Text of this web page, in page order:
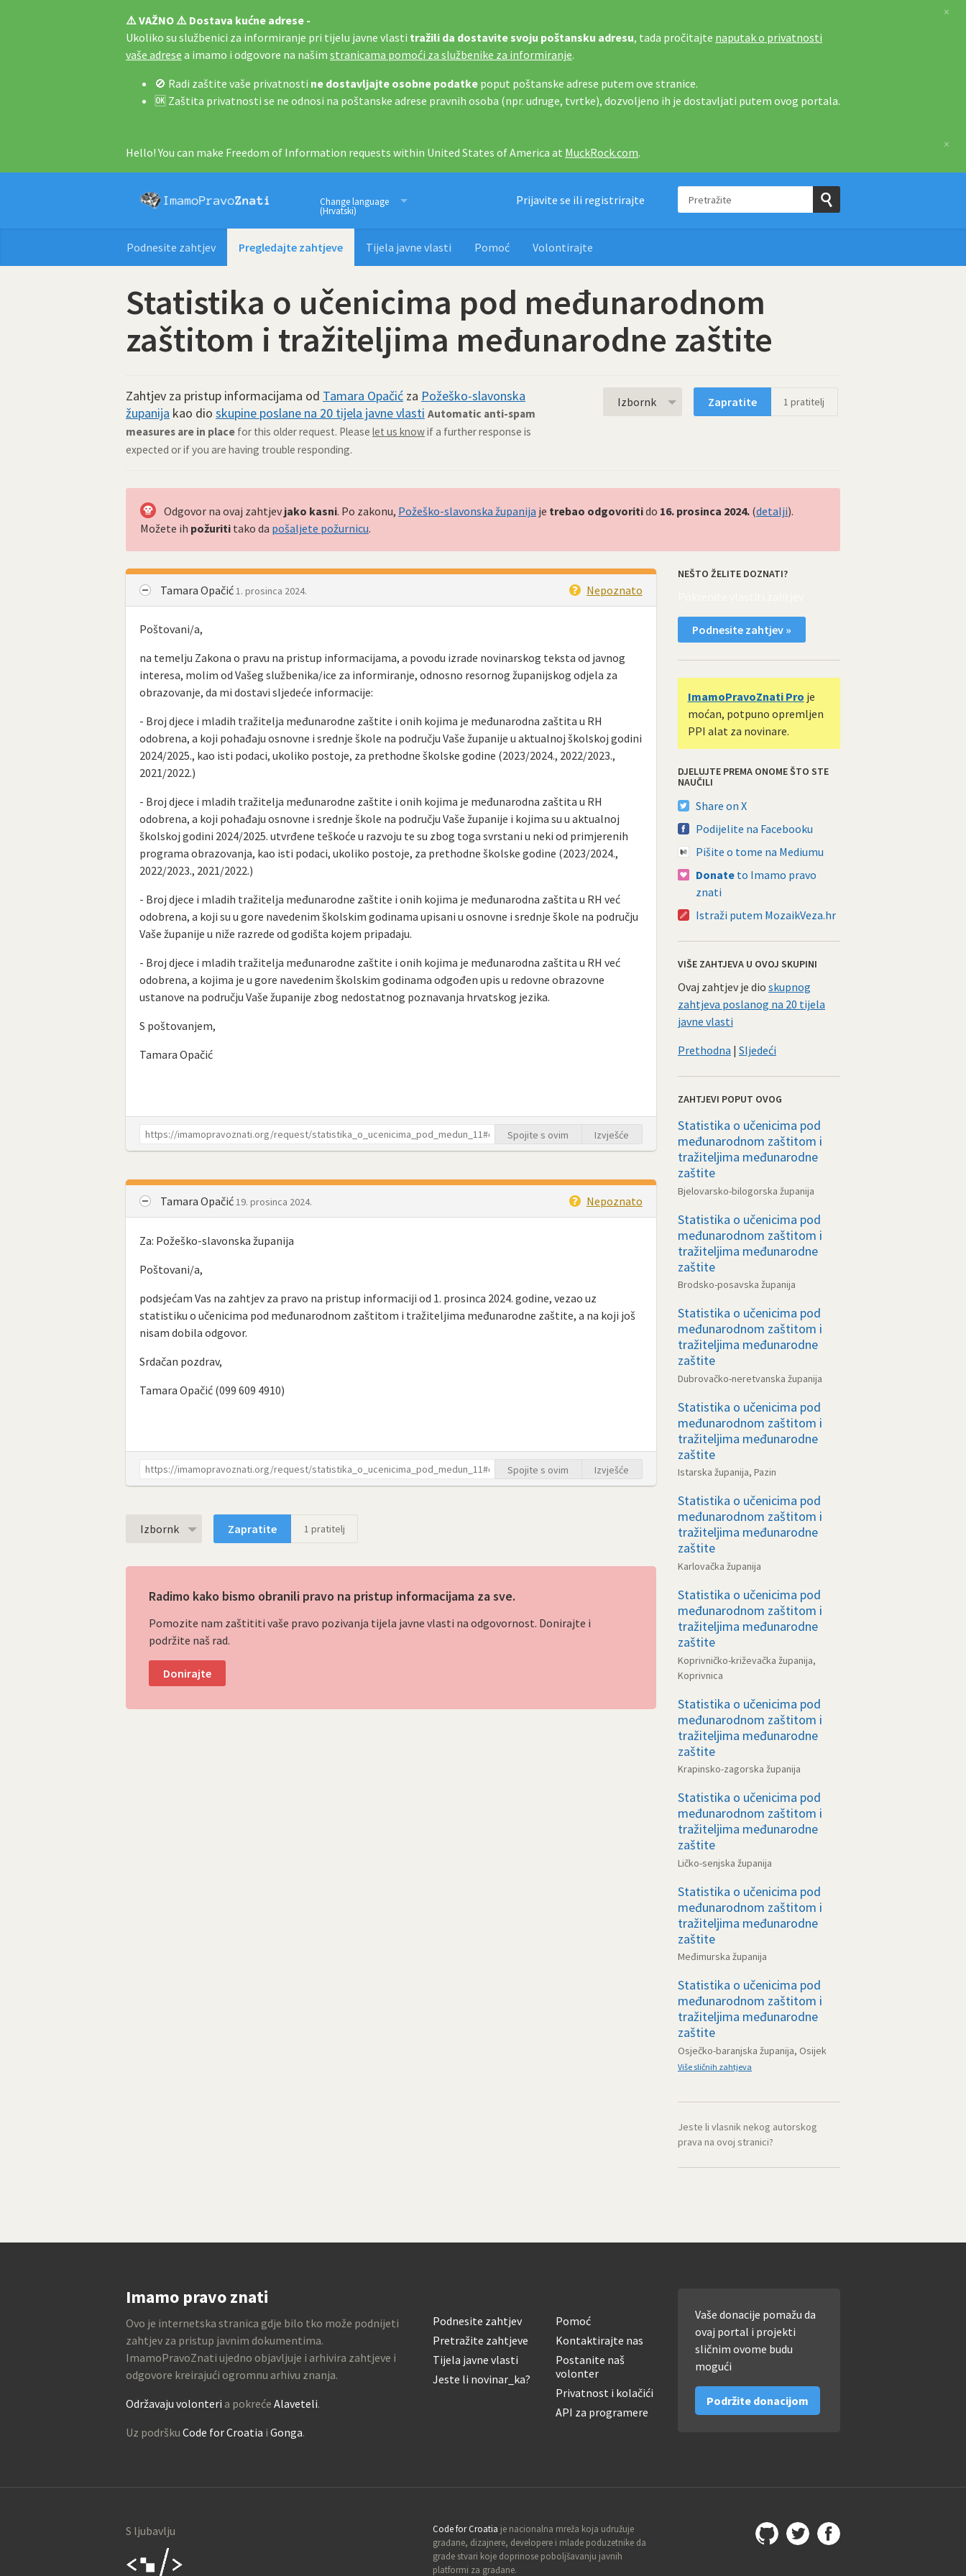
⚠️ VAŽNO ⚠️ Dostava kućne adrese -
Ukoliko su službenici za informiranje pri tijelu javne vlasti tražili da dostavite svoju poštansku adresu, tada pročitajte naputak o privatnosti
vaše adrese a imamo i odgovore na našim stranicama pomoći za službenike za informiranje.
🚫 Radi zaštite vaše privatnosti ne dostavljajte osobne podatke poput poštanske adrese putem ove stranice.
🆗 Zaštita privatnosti se ne odnosi na poštanske adrese pravnih osoba (npr. udruge, tvrtke), dozvoljeno ih je dostavljati putem ovog portala.
×
Hello! You can make Freedom of Information requests within United States of America at MuckRock.com.
×
Imamo pravo znati
Change language
(Hrvatski)
Prijavite se ili registrirajte Pretražite
Pošaljite
Podnesite zahtjev Pregledajte zahtjeve Tijela javne vlasti Pomoć Volontirajte
Statistika o učenicima pod međunarodnom
zaštitom i tražiteljima međunarodne zaštite
Zahtjev za pristup informacijama od Tamara Opačić za Požeško-slavonska
županija kao dio skupine poslane na 20 tijela javne vlasti Automatic anti-spam
measures are in place for this older request. Please let us knowif a further response is
expected or if you are having trouble responding.
Izbornk Zapratite 1 pratitelj
Odgovor na ovaj zahtjev jako kasni. Po zakonu, Požeško-slavonska županija je trebao odgovoritido 16. prosinca 2024. (detalji).
Možete ih požuriti tako da pošaljete požurnicu.
Tamara Opačić 1. prosinca 2024. Nepoznato
Poštovani/a,
na temelju Zakona o pravu na pristup informacijama, a povodu izrade novinarskog teksta od javnog
interesa, molim od Vašeg službenika/ice za informiranje, odnosno resornog županijskog odjela za
obrazovanje, da mi dostavi sljedeće informacije:
- Broj djece i mladih tražitelja međunarodne zaštite i onih kojima je međunarodna zaštita u RH
odobrena, a koji pohađaju osnovne i srednje škole na području Vaše županije u aktualnoj školskoj godini
2024/2025., kao isti podaci, ukoliko postoje, za prethodne školske godine (2023/2024., 2022/2023.,
2021/2022.)
- Broj djece i mladih tražitelja međunarodne zaštite i onih kojima je međunarodna zaštita u RH
odobrena, a koji pohađaju osnovne i srednje škole na području Vaše županije i kojima su u aktualnoj
školskoj godini 2024/2025. utvrđene teškoće u razvoju te su zbog toga svrstani u neki od primjerenih
programa obrazovanja, kao isti podaci, ukoliko postoje, za prethodne školske godine (2023/2024.,
2022/2023., 2021/2022.)
- Broj djece i mladih tražitelja međunarodne zaštite i onih kojima je međunarodna zaštita u RH već
odobrena, a koji su u gore navedenim školskim godinama upisani u osnovne i srednje škole na području
Vaše županije u niže razrede od godišta kojem pripadaju.
- Broj djece i mladih tražitelja međunarodne zaštite i onih kojima je međunarodna zaštita u RH već
odobrena, a kojima je u gore navedenim školskim godinama odgođen upis u redovne obrazovne
ustanove na području Vaše županije zbog nedostatnog poznavanja hrvatskog jezika.
S poštovanjem,
Tamara Opačić
Spojite s ovim Izvješće
Tamara Opačić19. prosinca 2024. Nepoznato
Za: Požeško-slavonska županija
Poštovani/a,
podsjećam Vas na zahtjev za pravo na pristup informaciji od 1. prosinca 2024. godine, vezao uz
statistiku o učenicima pod međunarodnom zaštitom i tražiteljima međunarodne zaštite, a na koji još
nisam dobila odgovor.
Srdačan pozdrav,
Tamara Opačić (099 609 4910)
Spojite s ovim Izvješće
Izbornk Zapratite 1 pratitelj
Radimo kako bismo obranili pravo na pristup informacijama za sve.
Pomozite nam zaštititi vaše pravo pozivanja tijela javne vlasti na odgovornost. Donirajte i
podržite naš rad.
Donirajte
NEŠTO ŽELITE DOZNATI?
Podnesite zahtjev »
ImamoPravoZnati Pro je
moćan, potpuno opremljen
PPI alat za novinare.
DJELUJTE PREMA ONOME ŠTO STE
NAUČILI
Share on X
Podijelite na Facebooku
Pišite o tome na Mediumu
Donate to Imamo pravo
znati
Istraži putem MozaikVeza.hr
VIŠE ZAHTJEVA U OVOJ SKUPINI
Ovaj zahtjev je dio skupnog
zahtjeva poslanog na 20 tijela
javne vlasti
Prethodna | Sljedeći
ZAHTJEVI POPUT OVOG
Statistika o učenicima pod
međunarodnom zaštitom i
tražiteljima međunarodne
zaštite
Bjelovarsko-bilogorska županija
Statistika o učenicima pod
međunarodnom zaštitom i
tražiteljima međunarodne
zaštite
Brodsko-posavska županija
Statistika o učenicima pod
međunarodnom zaštitom i
tražiteljima međunarodne
zaštite
Dubrovačko-neretvanska županija
Statistika o učenicima pod
međunarodnom zaštitom i
tražiteljima međunarodne
zaštite
Istarska županija, Pazin
Statistika o učenicima pod
međunarodnom zaštitom i
tražiteljima međunarodne
zaštite
Karlovačka županija
Statistika o učenicima pod
međunarodnom zaštitom i
tražiteljima međunarodne
zaštite
Koprivničko-križevačka županija,
Koprivnica
Statistika o učenicima pod
međunarodnom zaštitom i
tražiteljima međunarodne
zaštite
Krapinsko-zagorska županija
Statistika o učenicima pod
međunarodnom zaštitom i
tražiteljima međunarodne
zaštite
Ličko-senjska županija
Statistika o učenicima pod
međunarodnom zaštitom i
tražiteljima međunarodne
zaštite
Međimurska županija
Statistika o učenicima pod
međunarodnom zaštitom i
tražiteljima međunarodne
zaštite
Osječko-baranjska županija, Osijek
Više sličnih zahtjeva
Jeste li vlasnik nekog autorskog
prava na ovoj stranici?
Imamo pravo znati
Ovo je internetska stranica gdje bilo tko može podnijeti
zahtjev za pristup javnim dokumentima.
ImamoPravoZnati ujedno objavljuje i arhivira zahtjeve i
odgovore kreirajući ogromnu arhivu znanja.
Održavaju volonteri a pokreće Alaveteli.
Uz podršku Code for Croatia i Gonga.
Podnesite zahtjev
Pretražite zahtjeve
Tijela javne vlasti
Jeste li novinar_ka?
Pomoć
Kontaktirajte nas
Postanite naš
volonter
Privatnost i kolačići
API za programere
Vaše donacije pomažu da
ovaj portal i projekti
sličnim ovome budu
mogući
Podržite donacijom
S ljubavlju Code for Croatia je nacionalna mreža koja udružuje
građane, dizajnere, developere i mlade poduzetnike da
grade stvari koje doprinose poboljšavanju javnih
platformi za građane.